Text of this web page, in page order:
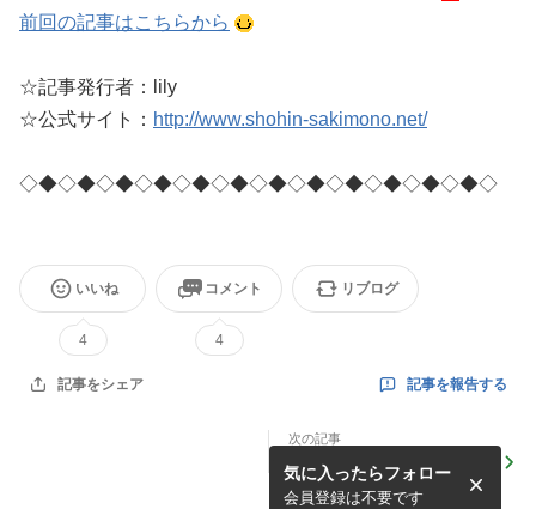
前回の記事はこちらから
☆記事発行者：lily
☆公式サイト： http://www.shohin-sakimono.net/
◇◆◇◆◇◆◇◆◇◆◇◆◇◆◇◆◇◆◇◆◇◆◇◆◇
いいね
4
コメント
4
リブログ
記事をシェア 記事を報告する
次の記事
仕事とテニスと私。
気に入ったらフォロー
会員登録は不要です